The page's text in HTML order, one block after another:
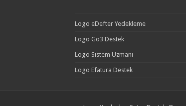
Logo eDefter Yedekleme
Logo Go3 Destek
Logo Sistem Uzmanı
Logo Efatura Destek